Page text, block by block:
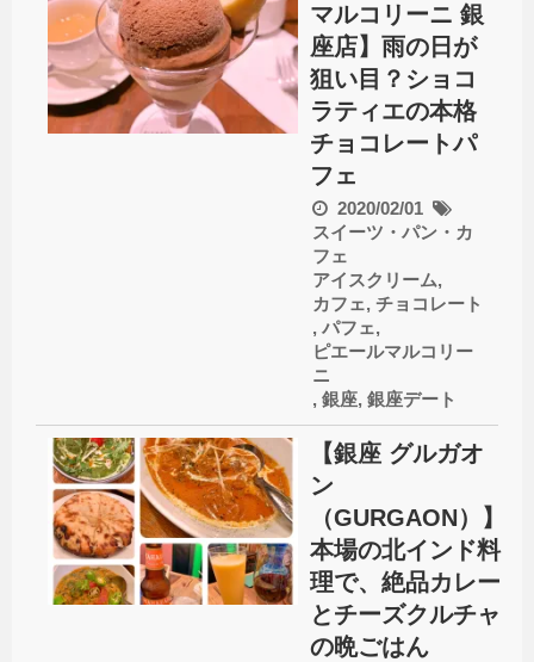
マルコリーニ 銀
座店】雨の日が
狙い目？ショコ
ラティエの本格
チョコレートパ
フェ
2020/02/01
スイーツ・パン・カ
フェ
アイスクリーム,
カフェ, チョコレート
, パフェ,
ピエールマルコリー
ニ
, 銀座, 銀座デート
【銀座 グルガオ
ン
（GURGAON）】
本場の北インド料
理で、絶品カレー
とチーズクルチャ
の晩ごはん